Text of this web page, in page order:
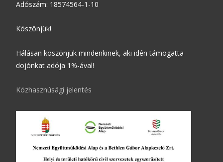
Adószám: 18574564-1-10
Köszönjük!
Hálásan köszönjük mindenkinek, aki idén támogatta
dojónkat adója 1%-ával!
Közhasznúsági jelentés